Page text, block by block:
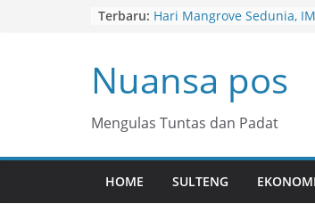
Terbaru: Hari Mangrove Sedunia,
Morowali Kolaborasi
Kapasitas Kepala Sekolah di
Bahodopi
Bahodopi Hadapi Potensi
Beasiswa IMIP Bersinergi,
Nuansa pos
Mengulas Tuntas dan Padat
HOME SULTENG EKONOMI